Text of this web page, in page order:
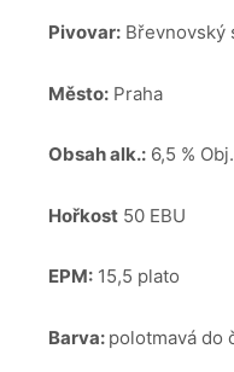
Pivovar: Břevnovský
Město: Praha
Obsah alk.: 6,5 % Obj.
Hořkost 50 EBU
EPM: 15,5 plato
Barva: polotmavá do